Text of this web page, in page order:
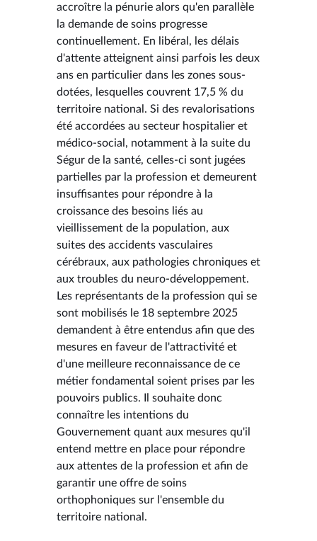
accroître la pénurie alors qu'en parallèle
la demande de soins progresse
continuellement. En libéral, les délais
d'attente atteignent ainsi parfois les deux
ans en particulier dans les zones sous-
dotées, lesquelles couvrent 17,5 % du
territoire national. Si des revalorisations
été accordées au secteur hospitalier et
médico-social, notamment à la suite du
Ségur de la santé, celles-ci sont jugées
partielles par la profession et demeurent
insuffisantes pour répondre à la
croissance des besoins liés au
vieillissement de la population, aux
suites des accidents vasculaires
cérébraux, aux pathologies chroniques et
aux troubles du neuro-développement.
Les représentants de la profession qui se
sont mobilisés le 18 septembre 2025
demandent à être entendus afin que des
mesures en faveur de l'attractivité et
d'une meilleure reconnaissance de ce
métier fondamental soient prises par les
pouvoirs publics. Il souhaite donc
connaître les intentions du
Gouvernement quant aux mesures qu'il
entend mettre en place pour répondre
aux attentes de la profession et afin de
garantir une offre de soins
orthophoniques sur l'ensemble du
territoire national.